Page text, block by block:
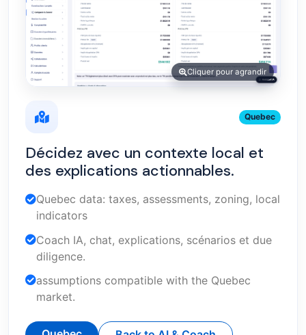
Cliquer pour agrandir
Quebec
Décidez avec un contexte local et
des explications actionnables.
Quebec data: taxes, assessments, zoning, local
indicators
Coach IA, chat, explications, scénarios et due
diligence.
assumptions compatible with the Quebec
market.